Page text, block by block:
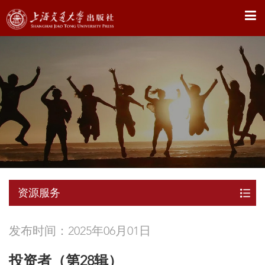
X
资源服务
发布时间：2025年06月01日
投资者（第28辑）